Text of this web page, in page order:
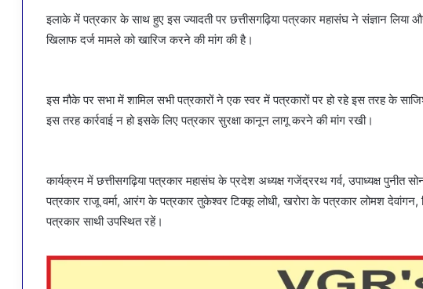
इलाके में पत्रकार के साथ हुए इस ज्यादती पर छत्तीसगढ़िया पत्रकार महासंघ ने संज्ञान लिया
खिलाफ दर्ज मामले को खारिज करने की मांग की है।
इस मौके पर सभा में शामिल सभी पत्रकारों ने एक स्वर में पत्रकारों पर हो रहे इस तरह के
इस तरह कार्रवाई न हो इसके लिए पत्रकार सुरक्षा कानून लागू करने की मांग रखी।
कार्यक्रम में छत्तीसगढ़िया पत्रकार महासंघ के प्रदेश अध्यक्ष गजेंद्ररथ गर्व, उपाध्यक्ष पुनीत
पत्रकार राजू वर्मा, आरंग के पत्रकार तुकेश्वर टिक्कू लोधी, खरोरा के पत्रकार लोमश
पत्रकार साथी उपस्थित रहें।